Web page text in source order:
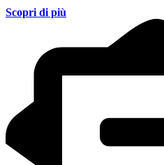
Scopri di più